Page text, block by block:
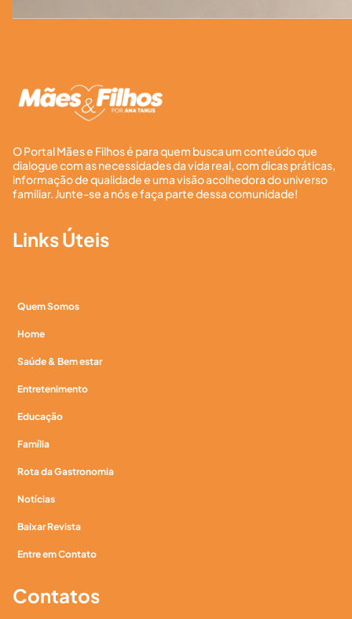
O Portal Mães e Filhos é para quem busca um conteúdo que
dialogue com as necessidades da vida real, com dicas práticas,
informação de qualidade e uma visão acolhedora do universo
familiar. Junte-se a nós e faça parte dessa comunidade!
Links Úteis
Quem Somos
Home
Saúde & Bem estar
Entretenimento
Educação
Família
Rota da Gastronomia
Notícias
Baixar Revista
Entre em Contato
Contatos